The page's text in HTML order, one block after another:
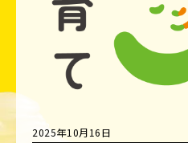
2025年10月16日